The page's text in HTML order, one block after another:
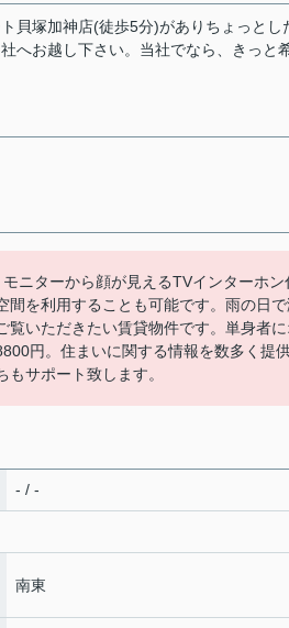
貝塚加神店(徒歩5分)がありちょっとし
へお越し下さい。当社でなら、きっと
ニターから顔が見えるTVインターホン
間を利用することも可能です。雨の日
覧いただきたい賃貸物件です。単身者
円。住まいに関する情報を数多く提
サポート致します。
- / -
南東